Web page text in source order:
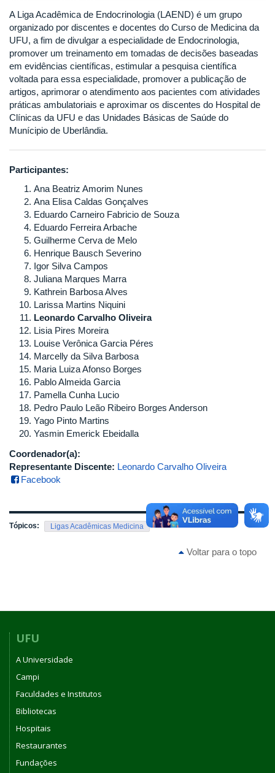
A Liga Acadêmica de Endocrinologia (LAEND) é um grupo
organizado por discentes e docentes do Curso de Medicina da
UFU, a fim de divulgar a especialidade de Endocrinologia,
promover um treinamento em tomadas de decisões baseadas
em evidências científicas, estimular a pesquisa científica
voltada para essa especialidade, promover a publicação de
artigos, aprimorar o atendimento aos pacientes com atividades
práticas ambulatoriais e aproximar os discentes do Hospital de
Clínicas da UFU e das Unidades Básicas de Saúde do
Munícipio de Uberlândia.
Participantes:
Ana Beatriz Amorim Nunes
Ana Elisa Caldas Gonçalves
Eduardo Carneiro Fabricio de Souza
Eduardo Ferreira Arbache
Guilherme Cerva de Melo
Henrique Bausch Severino
Igor Silva Campos
Juliana Marques Marra
Kathrein Barbosa Alves
Larissa Martins Niquini
Leonardo Carvalho Oliveira
Lisia Pires Moreira
Louise Verônica Garcia Péres
Marcelly da Silva Barbosa
Maria Luiza Afonso Borges
Pablo Almeida Garcia
Pamella Cunha Lucio
Pedro Paulo Leão Ribeiro Borges Anderson
Yago Pinto Martins
Yasmin Emerick Ebeidalla
Coordenador(a):
Representante Discente: Leonardo Carvalho Oliveira
Facebook
Tópicos: Ligas Acadêmicas Medicina
Voltar para o topo
UFU
A Universidade
Campi
Faculdades e Institutos
Bibliotecas
Hospitais
Restaurantes
Fundações